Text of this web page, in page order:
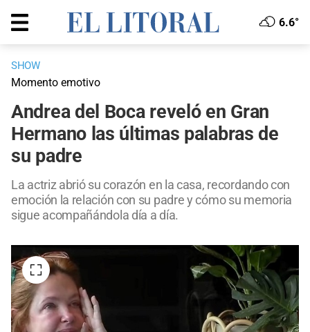
6.6°
SHOW
Momento emotivo
Andrea del Boca reveló en Gran
Hermano las últimas palabras de
su padre
La actriz abrió su corazón en la casa, recordando con
emoción la relación con su padre y cómo su memoria
sigue acompañándola día a día.